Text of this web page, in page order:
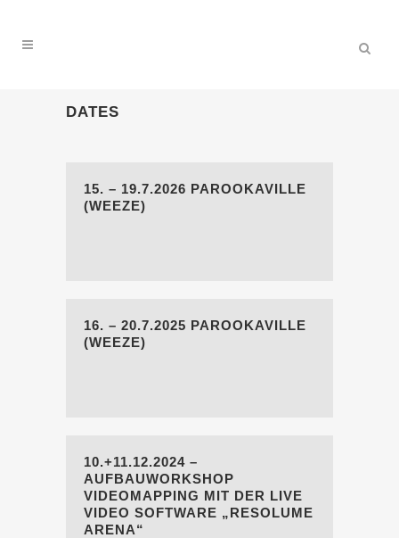
DATES
15. – 19.7.2026 PAROOKAVILLE
(WEEZE)
16. – 20.7.2025 PAROOKAVILLE
(WEEZE)
10.+11.12.2024 –
AUFBAUWORKSHOP
VIDEOMAPPING MIT DER LIVE
VIDEO SOFTWARE „RESOLUME
ARENA“